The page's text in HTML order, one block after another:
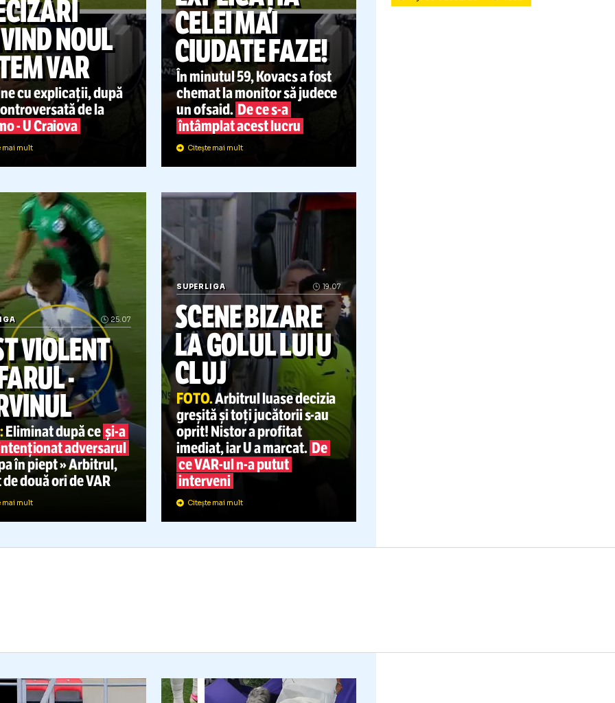
26.07
NOUL
VAR
vine cu explicații, după
controversată de la
-U Craiova
Citește mai mult
EXPLICAȚIA
CELEI MAI
CIUDATE FAZE!
În minutul 59, Kovacs a fost
chemat la monitor să judece
un ofsaid.
întâmplat acest lucru
Citește mai mult
25.07
VIOLENT
FARUL-
intenționat adversarul
SUPERLIGA
SCENE BIZARE
LA GOLUL LUI U
CLUJ
FOTO.Arbitrul luase decizia
greșită și toți jucătorii
oprit! Nistor a profitat
imediat, iar U a marcat.
PENALTY